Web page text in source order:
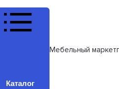
Каталог
Мебельный